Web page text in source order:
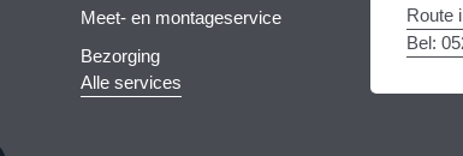
Meet- en montageservice
Bezorging
Alle services
Route
Bel: